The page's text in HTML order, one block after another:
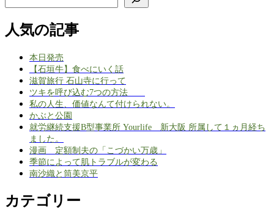
人気の記事
本日発売
【石垣牛】食べにいく話
滋賀旅行 石山寺に行って
ツキを呼び込む7つの方法
私の人生、価値なんて付けられない。
かぶと公園
就労継続支援B型事業所 Yourlife 新大阪 所属して１ヵ月経ち
ました。
漫画 定額制夫の「こづかい万歳」
季節によって肌トラブルが変わる
南沙織と筒美京平
カテゴリー